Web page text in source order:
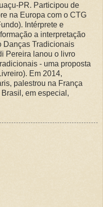
PR. Participou de
na Europa com o CTG
Intérprete e
a interpretação
Danças Tradicionais
Pereira lanou o livro
- uma proposta
Em 2014,
palestrou na França
em especial,